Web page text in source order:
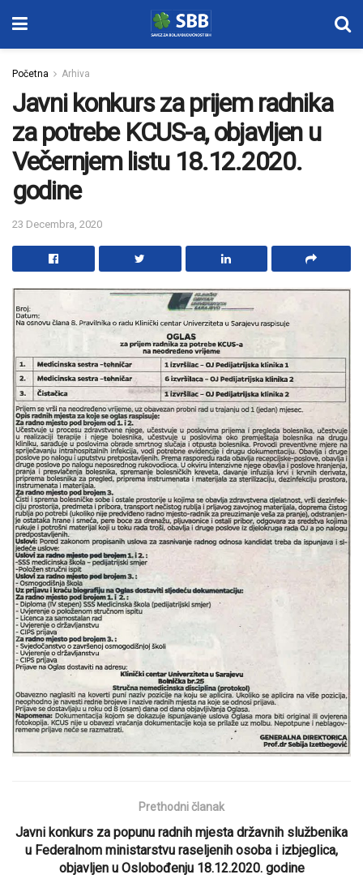
Početna Arhiva
Javni konkurs za prijem radnika
za potrebe KCUS-a, objavljen u
Večernjem listu 18.12.2020.
godine
23 Decembra, 2020
Prethodni članak
Javni konkurs za popunu radnih mjesta državnih službenika
u Federalnom ministarstvu raseljenih osoba i izbjeglica,
objavljen u Oslobođenju 18.12.2020. godine